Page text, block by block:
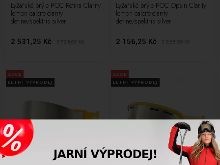
Lyžařské brýle POC Retina Clarity
lemon calcite-clarity
define/spektris silver
2 531,25 Kč 3 725,00Kč
Lyžařské brýle POC Opsin Clarity
lemon calcite-clarity
define/spektris silver
2 156,25 Kč 3 225,00Kč
AKCE
LETNÍ VÝPRODEJ
-30%
AKCE
LETNÍ VÝPRODEJ
-31%